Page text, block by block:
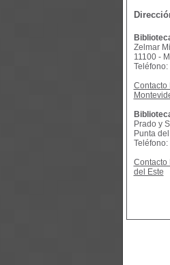
Zelmar
11100 -
Contacto
Prado y
Punta
Contacto
del Este